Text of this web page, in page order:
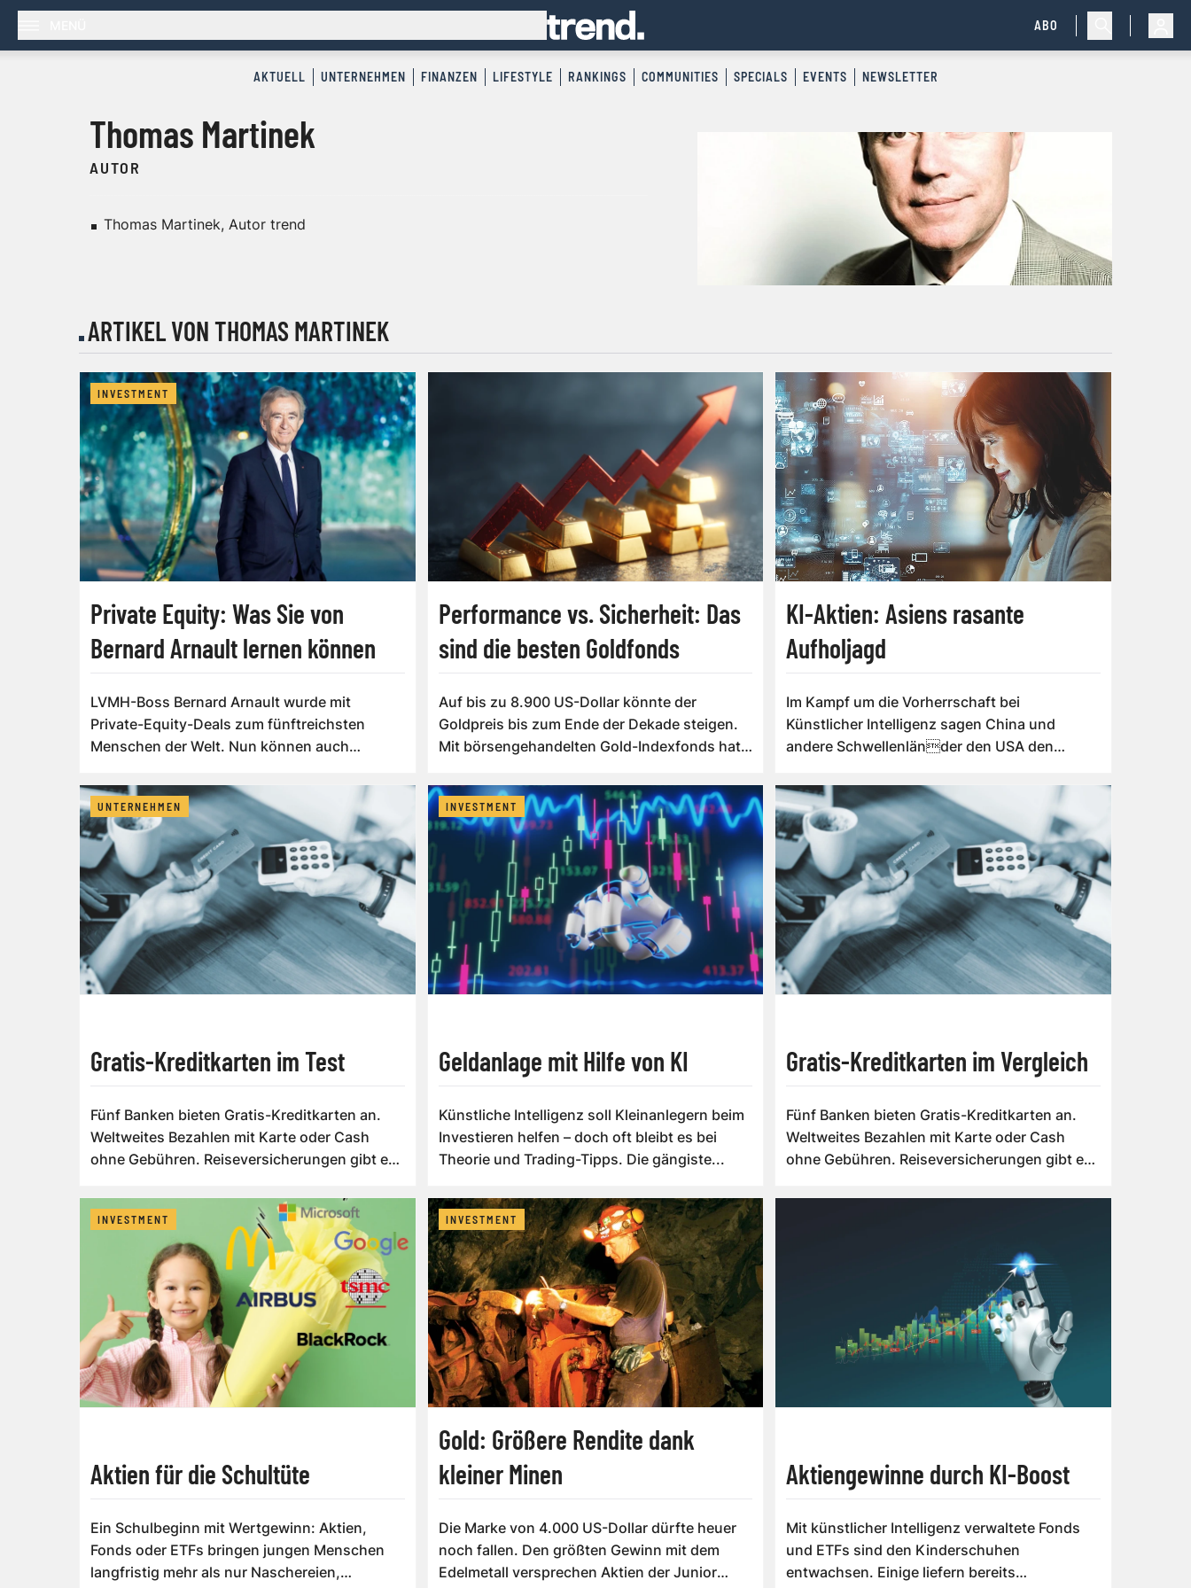
ABO
AKTUELL UNTERNEHMEN FINANZEN LIFESTYLE RANKINGS COMMUNITIES SPECIALS EVENTS NEWSLETTER
Thomas Martinek
AUTOR
Thomas Martinek, Autor trend
ARTIKEL VON THOMAS MARTINEK
INVESTMENT
Private Equity: Was Sie von
Bernard Arnault lernen können
LVMH-Boss Bernard Arnault wurde mit
Private-Equity-Deals zum fünftreichsten
Menschen der Welt. Nun können auch
Performance vs. Sicherheit: Das
sind die besten Goldfonds
Auf bis zu 8.900 US-Dollar könnte der
Goldpreis bis zum Ende der Dekade steigen.
Mit börsengehandelten Gold-Indexfonds hat
KI-Aktien: Asiens rasante
Aufholjagd
Im Kampf um die Vorherrschaft bei
Künstlicher Intelligenz sagen China und
andere Schwellenländer den USA den
UNTERNEHMEN
Gratis-Kreditkarten im Test
Fünf Banken bieten Gratis-Kreditkarten an.
Weltweites Bezahlen mit Karte oder Cash
ohne Gebühren. Reiseversicherungen gibt es
INVESTMENT
Geldanlage mit Hilfe von KI
Künstliche Intelligenz soll Kleinanlegern beim
Investieren helfen – doch oft bleibt es bei
Theorie und Trading-Tipps. Die gängiste...
Gratis-Kreditkarten im Vergleich
Fünf Banken bieten Gratis-Kreditkarten an.
Weltweites Bezahlen mit Karte oder Cash
ohne Gebühren. Reiseversicherungen gibt es
INVESTMENT
Aktien für die Schultüte
Ein Schulbeginn mit Wertgewinn: Aktien,
Fonds oder ETFs bringen jungen Menschen
langfristig mehr als nur Naschereien,
INVESTMENT
Gold: Größere Rendite dank
kleiner Minen
Die Marke von 4.000 US-Dollar dürfte heuer
noch fallen. Den größten Gewinn mit dem
Edelmetall versprechen Aktien der Junior
Aktiengewinne durch KI-Boost
Mit künstlicher Intelligenz verwaltete Fonds
und ETFs sind den Kinderschuhen
entwachsen. Einige liefern bereits